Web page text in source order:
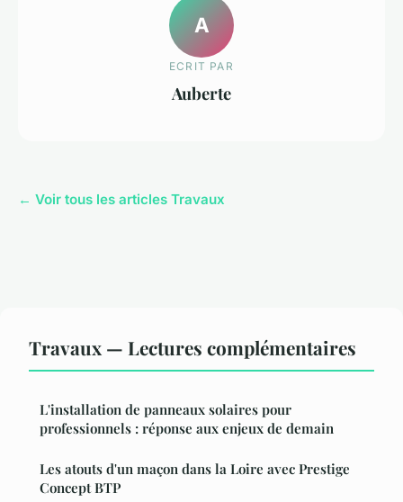
A
ECRIT PAR
Auberte
← Voir tous les articles Travaux
Travaux — Lectures complémentaires
L'installation de panneaux solaires pour
professionnels : réponse aux enjeux de demain
Les atouts d'un maçon dans la Loire avec Prestige
Concept BTP